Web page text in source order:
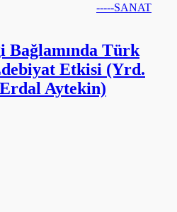
-----SANAT
Bağlamında Türk
Etkisi (Yrd.
Aytekin)